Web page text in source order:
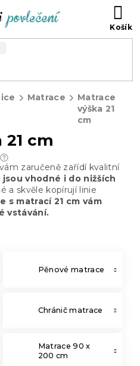
Matrace
Matrace
výška 21
cm
cm
zaručeně zařídí kvalitní
jsou vhodné i do nižších
a skvěle kopírují linie
s matrací 21 cm vám
vstávání.
Pěnové matrace
Chránič matrace
Matrace 90 x
200 cm